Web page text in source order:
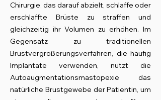
Chirurgie, das darauf abzielt, schlaffe oder
erschlaffte Brüste zu straffen und
gleichzeitig ihr Volumen zu erhöhen. Im
Gegensatz zu traditionellen
Brustvergrößerungsverfahren, die häufig
Implantate verwenden, nutzt die
Autoaugmentationsmastopexie das
natürliche Brustgewebe der Patientin, um